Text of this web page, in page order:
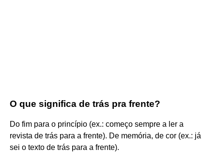
O que significa de trás pra frente?
Do fim para o princípio (ex.: começo sempre a ler a
revista de trás para a frente). De memória, de cor (ex.: já
sei o texto de trás para a frente).